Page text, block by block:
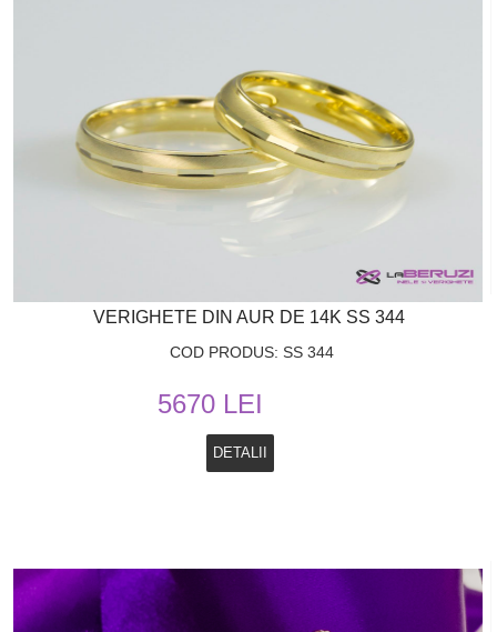
VERIGHETE DIN AUR DE 14K SS 344
COD PRODUS: SS 344
5670 LEI
DETALII